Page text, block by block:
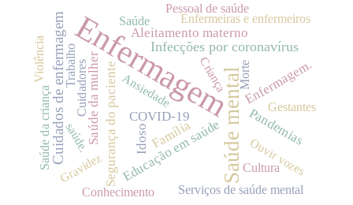
Enfermagem
Saúde mental
Cuidados de enfermagem Infecções por coronavírus
Enfermagem.
Segurança do paciente Idoso
Educação em saúde
Saúde da mulher Família
COVID-19 Pandemias
Aleitamento materno
Enfermeiras e enfermeiros
Serviços de saúde mental
Saúde
Pessoal de saúde
Gravidez
Cuidadores
Saúde da criança
Criança
Ouvir vozes
Trabalho
Ansiedade
Conhecimento
Gestantes
Morte
saúde.
Cultura
Violência